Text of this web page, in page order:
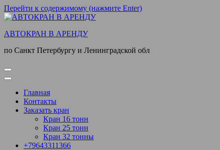
Перейти к содержимому (нажмите Enter)
АВТОКРАН В АРЕНДУ
по Санкт Петербургу и Ленинградской обл
Главная
Контакты
Заказать кран
Кран 16 тонн
Кран 25 тонн
Кран 32 тонны
+79643311366